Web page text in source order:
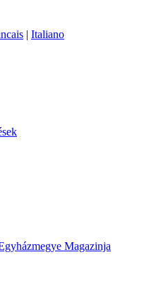
| Italiano
Magazinja